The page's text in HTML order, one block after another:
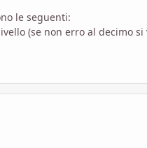
le seguenti:
(se non erro al decimo